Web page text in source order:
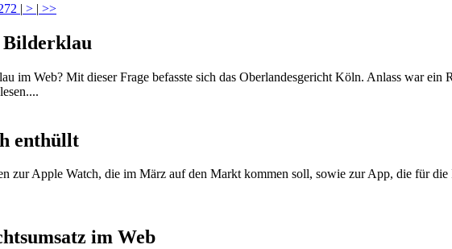
| > | >>
Bilderklau
im Web? Mit dieser Frage befasste sich das Oberlandesgericht Köln. Anlass war ein
enthüllt
zur Apple Watch, die im März auf den Markt kommen soll, sowie zur App, die für
im Web